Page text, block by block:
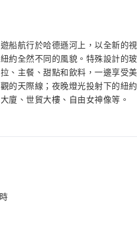
船航行於哈德遜河上，以全新的
約全然不同的風貌。特殊設計的
、主餐、甜點和飲料，一邊享受
的天際線；夜晚燈光投射下的紐
廈、世貿大樓、自由女神像等。